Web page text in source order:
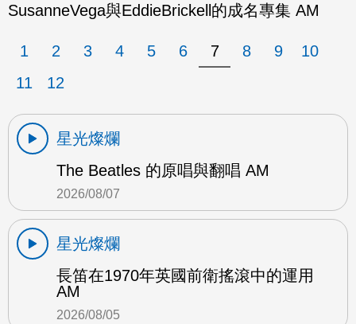
SusanneVega與EddieBrickell的成名專集 AM
1 2 3 4 5 6 7 8 9
10
11
12
星光燦爛
The Beatles 的原唱與翻唱 AM
2026/08/07
星光燦爛
長笛在1970年英國前衛搖滾中的運用
AM
2026/08/05